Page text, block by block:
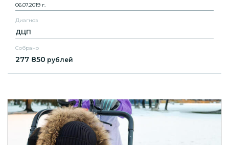
06.07.2019 г.
Диагноз
ДЦП
Собрано
277 850 рублей